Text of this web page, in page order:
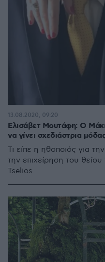
Ελισάβετ Μουτάφη: Ο
να γίνει σχεδιάστρια
Τι είπε η ηθοποιός για
την επιχείρηση του
Tselios
13.08.2020, 09:20